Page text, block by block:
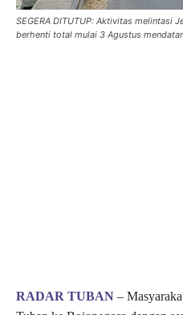
SEGERA DITUTUP: Aktivitas melintasi
berhenti total mulai 3 Agustus
RADAR TUBAN –